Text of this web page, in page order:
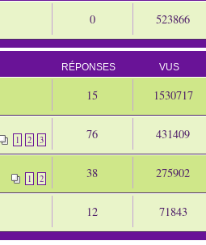
0 523866
RÉPONSES VUS
15 1530717
1 2 3 76 431409
1 2 38 275902
12 71843